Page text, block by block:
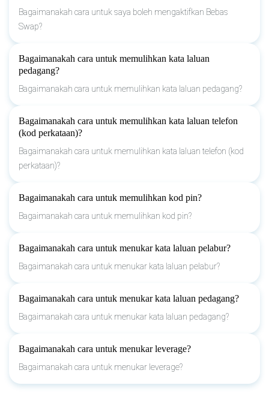
Bagaimanakah cara untuk saya boleh mengaktifkan Bebas
Swap?
Bagaimanakah cara untuk memulihkan kata laluan
pedagang?
Bagaimanakah cara untuk memulihkan kata laluan pedagang?
Bagaimanakah cara untuk memulihkan kata laluan telefon
(kod perkataan)?
Bagaimanakah cara untuk memulihkan kata laluan telefon (kod
perkataan)?
Bagaimanakah cara untuk memulihkan kod pin?
Bagaimanakah cara untuk memulihkan kod pin?
Bagaimanakah cara untuk menukar kata laluan pelabur?
Bagaimanakah cara untuk menukar kata laluan pelabur?
Bagaimanakah cara untuk menukar kata laluan pedagang?
Bagaimanakah cara untuk menukar kata laluan pedagang?
Bagaimanakah cara untuk menukar leverage?
Bagaimanakah cara untuk menukar leverage?